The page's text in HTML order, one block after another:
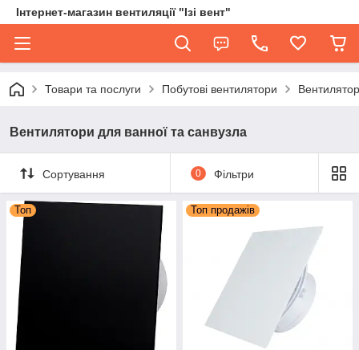
Інтернет-магазин вентиляції "Ізі вент"
Товари та послуги Побутові вентилятори
Вентилятори для ванної та санвузла
Сортування 0 Фільтри
Топ Топ продажів